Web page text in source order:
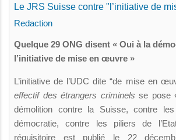
Le JRS Suisse contre "l’initiative de
Redaction
Quelque 29 ONG disent « Oui à la
l’initiative de mise en œuvre »
L’initiative de l’UDC dite “de mise en
effectif des étrangers criminels se pose
démolition contre la Suisse, contre
démocratie, contre les piliers de
réquisitoire est publié le 22